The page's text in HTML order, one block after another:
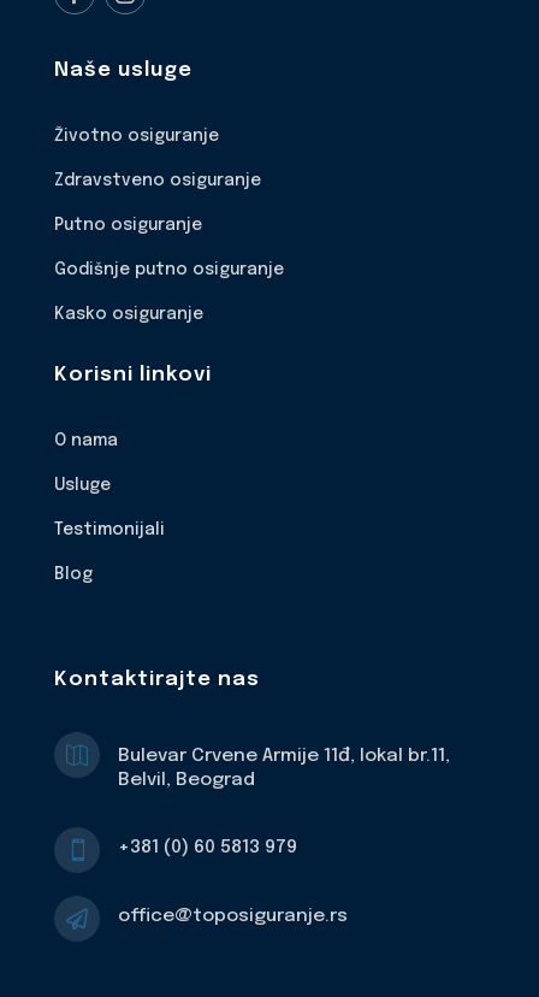
Naše usluge
Životno osiguranje
Zdravstveno osiguranje
Putno osiguranje
Godišnje putno osiguranje
Kasko osiguranje
Korisni linkovi
O nama
Usluge
Testimonijali
Blog
Kontaktirajte nas

Bulevar Crvene Armije 11đ, lokal br.11,
Belvil, Beograd
 +381 (0) 60 5813 979
 office@toposiguranje.rs